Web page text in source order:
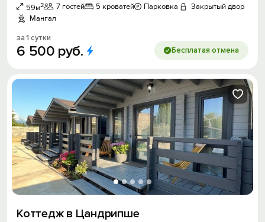
59м2 7 гостей 5 кроватей Парковка
Закрытый двор
Мангал
за 1 сутки
6 500 руб. Бесплатая отмена
Коттедж в Цандрипше